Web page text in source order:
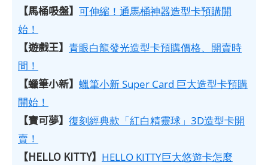
【馬桶吸盤】 可伸縮！通馬桶神器造型卡預購開
始！
【遊戲王】 青眼白龍發光造型卡預購價格、開賣時
間！
【蠟筆小新】 蠟筆小新 Super Card 巨大造型卡預購
開始！
【寶可夢】 復刻經典款「紅白精靈球」3D造型卡開
賣！
【HELLO KITTY】 HELLO KITTY巨大悠遊卡怎麼